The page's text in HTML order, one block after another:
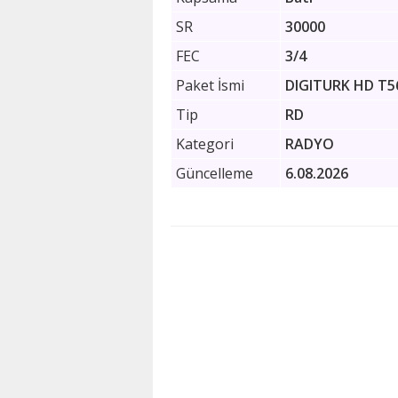
SR
30000
FEC
3/4
Paket İsmi
DIGITURK HD
Tip
RD
Kategori
RADYO
Güncelleme
6.08.2026